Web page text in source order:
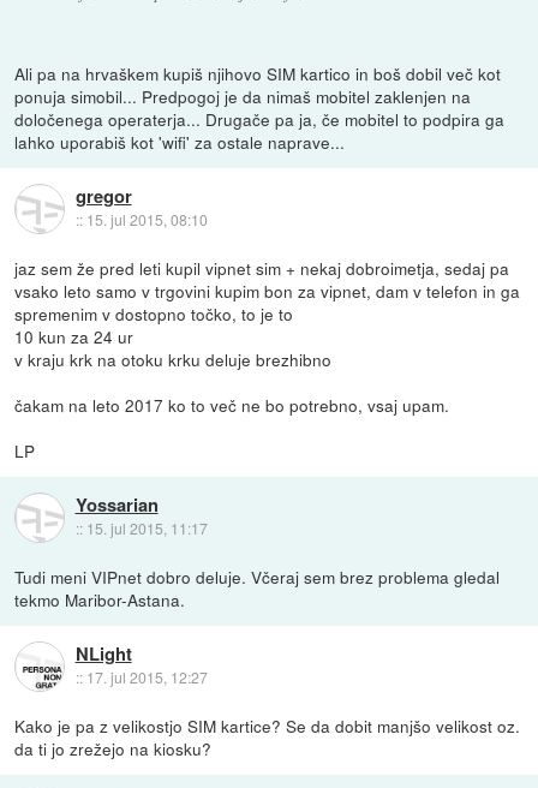
Ali pa na hrvaškem kupiš njihovo SIM kartico in boš dobil več kot
ponuja simobil... Predpogoj je da nimaš mobitel zaklenjen na
določenega operaterja... Drugače pa ja, če mobitel to podpira ga
lahko uporabiš kot 'wifi' za ostale naprave...
gregor
:: 15. jul 2015, 08:10
jaz sem že pred leti kupil vipnet sim + nekaj dobroimetja, sedaj pa
vsako leto samo v trgovini kupim bon za vipnet, dam v telefon in ga
spremenim v dostopno točko, to je to
10 kun za 24 ur
v kraju krk na otoku krku deluje brezhibno
čakam na leto 2017 ko to več ne bo potrebno, vsaj upam.
LP
Yossarian
:: 15. jul 2015, 11:17
Tudi meni VIPnet dobro deluje. Včeraj sem brez problema gledal
tekmo Maribor-Astana.
NLight
:: 17. jul 2015, 12:27
Kako je pa z velikostjo SIM kartice? Se da dobit manjšo velikost oz.
da ti jo zrežejo na kiosku?